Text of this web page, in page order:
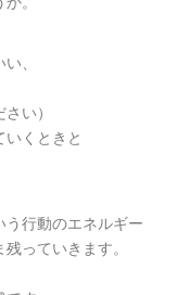
、
い）
くときと
行動のエネルギー
っていきます。